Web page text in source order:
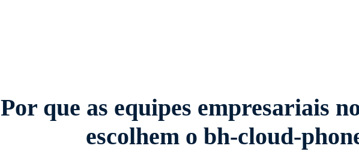
Por que as equipes empresariais
escolhem o bh-cloud-